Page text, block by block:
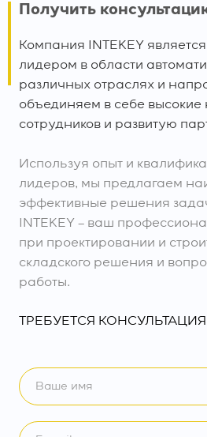
Получить
Компания INTEKEY
лидером в области
различных отраслях и
объединяем в себе высокие
сотрудников и развитую
Используя опыт и
лидеров, мы предлагаем
эффективные решения
INTEKEY – ваш
при проектировании и
складского решения и
работы.
ТРЕБУЕТСЯ